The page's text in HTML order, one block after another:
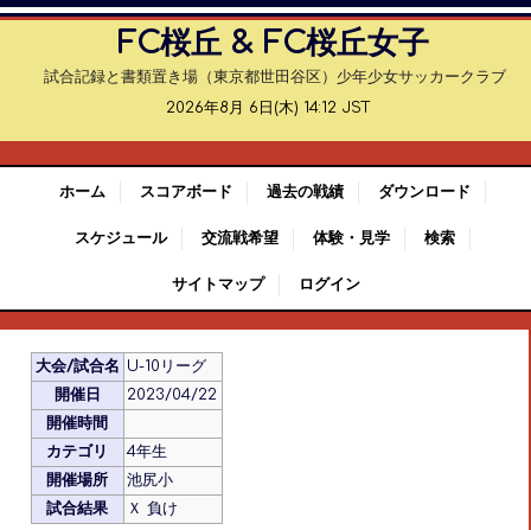
FC桜丘 & FC桜丘女子
試合記録と書類置き場（東京都世田谷区）少年少女サッカークラブ
2026年8月 6日(木) 14:12 JST
ホーム スコアボード 過去の戦績 ダウンロード
スケジュール 交流戦希望 体験・見学 検索
サイトマップ ログイン
大会/試合名 U-10リーグ
開催日
2023/04/22
開催時間
カテゴリ
4年生
開催場所
池尻小
試合結果
Ｘ 負け